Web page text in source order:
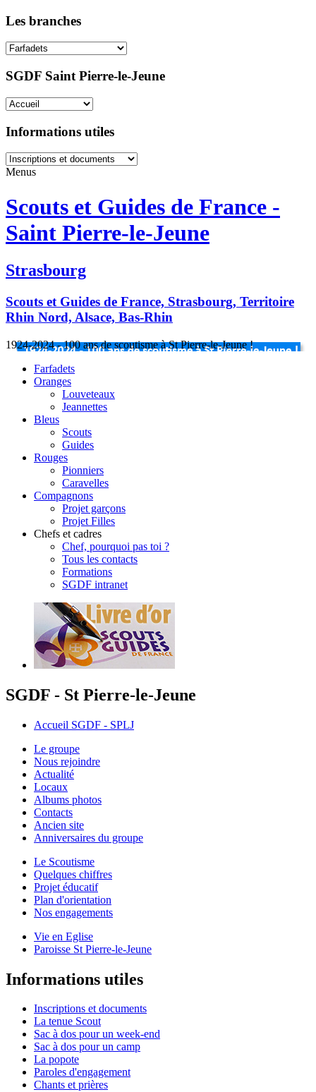
Les branches
SGDF Saint Pierre-le-Jeune
Informations utiles
Menus
Scouts et Guides de France -
Saint Pierre-le-Jeune
Strasbourg
Scouts et Guides de France, Strasbourg, Territoire
Rhin Nord, Alsace, Bas-Rhin
1924-2024 - 100 ans de scoutisme à St Pierre-le-Jeune !
Farfadets
Oranges
Louveteaux
Jeannettes
Bleus
Scouts
Guides
Rouges
Pionniers
Caravelles
Compagnons
Projet garçons
Projet Filles
Chefs et cadres
Chef, pourquoi pas toi ?
Tous les contacts
Formations
SGDF intranet
SGDF - St Pierre-le-Jeune
Accueil SGDF - SPLJ
Le groupe
Nous rejoindre
Actualité
Locaux
Albums photos
Contacts
Ancien site
Anniversaires du groupe
Le Scoutisme
Quelques chiffres
Projet éducatif
Plan d'orientation
Nos engagements
Vie en Eglise
Paroisse St Pierre-le-Jeune
Informations utiles
Inscriptions et documents
La tenue Scout
Sac à dos pour un week-end
Sac à dos pour un camp
La popote
Paroles d'engagement
Chants et prières